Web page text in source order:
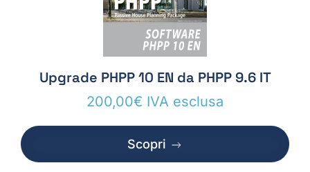
Upgrade PHPP 10 EN da PHPP 9.6 IT
200,00€ IVA esclusa
Scopri